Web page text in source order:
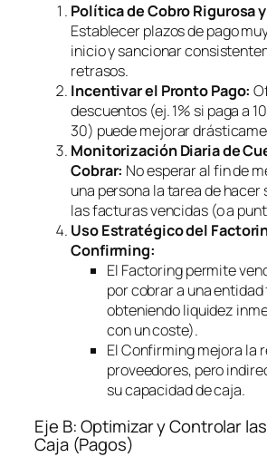
Política de Cobro Rigurosa
Establecer plazos de pago
inicio y sancionar
retrasos.
Incentivar el Pronto Pago:
descuentos (ej. 1% si paga a
30) puede mejorar
Monitorización Diaria de
Cobrar: No esperar al fin de
una persona la tarea de hacer
las facturas vencidas (o a
Uso Estratégico del
Confirming:
El Factoringpermite
por cobrar a una
obteniendo liquidez
con un coste).
ElConfirmingmejora la
proveedores, pero
su capacidad de caja.
Eje B: Optimizar y Controlar
Caja (Pagos)